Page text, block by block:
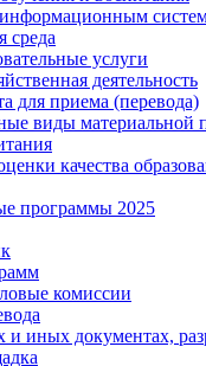
среда
услуги
деятельность
для приема (перевода)
виды материальной
качества
программы 2025
комиссии
и иных документах,